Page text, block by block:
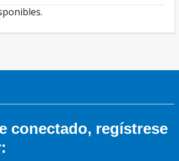
conectado, regístrese